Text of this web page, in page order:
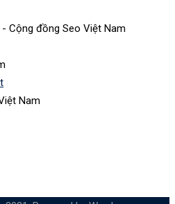
Cộng đồng Seo Việt Nam
Nam